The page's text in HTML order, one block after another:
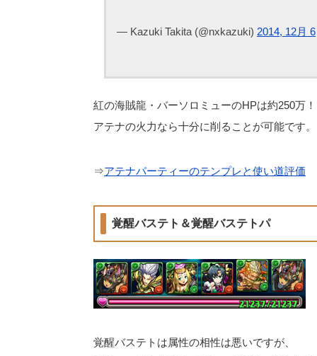
— Kazuki Takita (@nxkazuki) 2014, 12月 6
紅の海賊龍・バーソロミューのHPは約250万！
アテナの火力なら十分に削ることが可能です。
⇒アテナパーティーのテンプレと使い道評価
覚醒バステト＆覚醒バステトパ
覚醒バステトは属性の相性は悪いですが、